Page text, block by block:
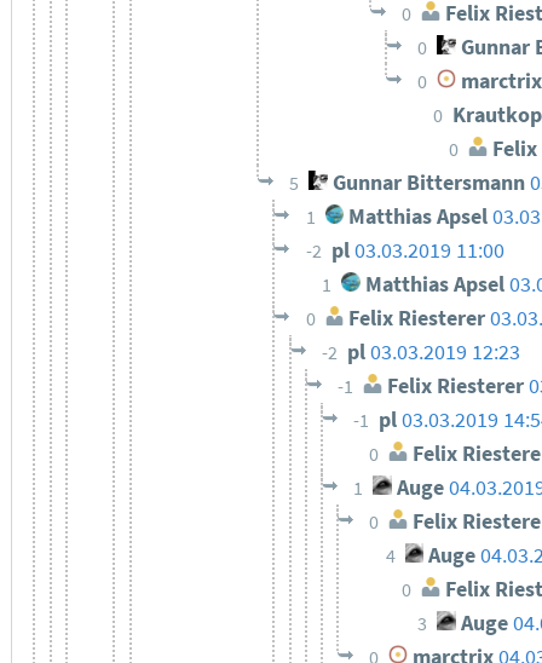
0 Felix
0 Gunnar
0 marctrix
0
0
5 Gunnar Bittersmann
1 Matthias Apsel
-2 pl03.03.2019 11:00
1 Matthias Apsel
0 Felix Riesterer
-2 pl03.03.2019 12:23
-1 Felix Riesterer
-1 pl03.03.2019
0 Felix
1 Auge
0 Felix
4 Auge
0 Felix
3 Auge
0 marctrix